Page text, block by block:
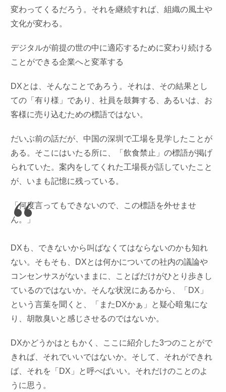
変わってくるだろう。それを継続すれば、組織の風土や
文化が変わる。
デジタルが前提の世の中に適応するために変わり続ける
ことができる企業へと変革する
DXとは、そんなことであろう。それは、その結果とし
ての「有り様」であり、社員を鼓舞する、あるいは、お
客様に売り込むための標語ではない。
だいぶ前の話だが、中国の深圳で工場を見学したことが
ある。そこにはいたる所に、「飲食禁止」の標語が掲げ
られていた。案内をしてくれた工場長が話していたこと
が、いまも記憶に残っている。
「何度言ってもできないので、この標語を外せませ
ん。」
DXも、できないから叫ばなくてはならないのかも知れ
ない。そもそも、DXとは何かについての社内の議論や
コンセンサスがないままに、ことばだけがひとり歩きし
ているのではないか。そんな状況にあるから、「DX」
という言葉を聞くと、「またDXかぁ」と疑心暗鬼にな
り、胡散臭いと感じさせるのではないか。
DXかどうかはともかく、ここに紹介した3つのことがで
きれば、それでいいではないか。そして、それができれ
ば、それを「DX」と呼べばいい。それだけのことのよ
うに思う。